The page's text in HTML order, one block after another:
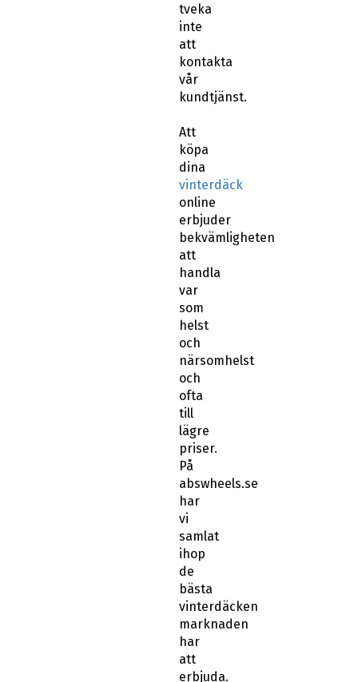
tveka
inte
att
kontakta
vår
kundtjänst.
Att
köpa
dina
vinterdäck
online
erbjuder
bekvämligheten
att
handla
var
som
helst
och
närsomhelst
och
ofta
till
lägre
priser.
På
abswheels.se
har
vi
samlat
ihop
de
bästa
vinterdäcken
marknaden
har
att
erbjuda.